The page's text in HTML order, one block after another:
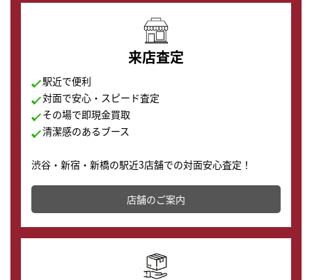
来店査定
駅近で便利
対面で安心・スピード査定
その場で即現金買取
清潔感のあるブース
渋谷・新宿・新橋の駅近3店舗での対面安心査定！
店舗を併設しており、下取りに出してお得に新しい時計
の購入もできます♪
店舗のご案内